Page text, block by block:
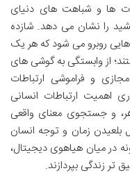
ها و شباهت های دنیای
را نشان می دهد. شازده
روبرو می شود که هر یک
از وابستگی به گوشی های
و فراموشی ارتباطات
اهمیت ارتباطات انسانی
و جستجوی معنای واقعی
زمان و توجه انسان
در میان هیاهوی دیجیتال،
زندگی بپردازند.